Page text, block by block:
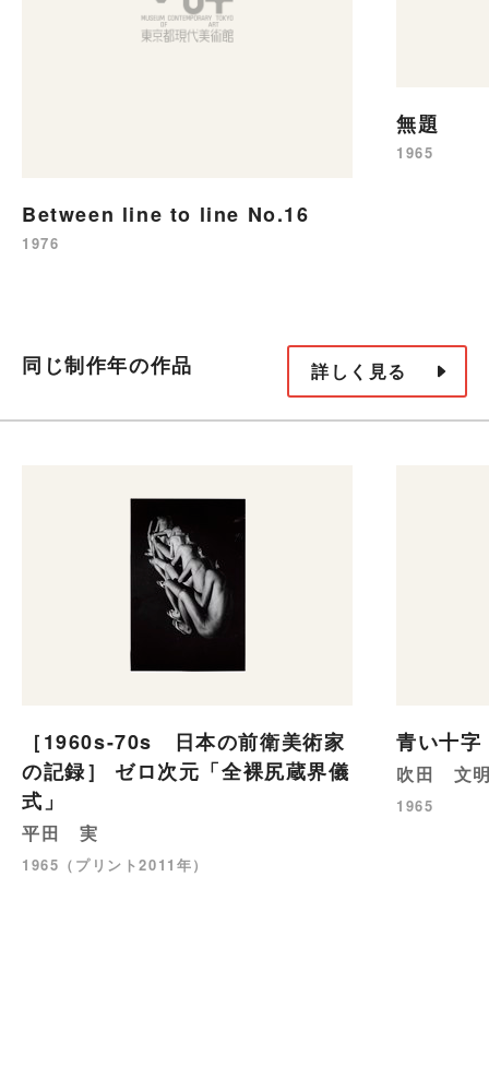
Between line to line No.16
1976
無題
1965
同じ制作年の作品 詳しく見る
［1960s-70s 日本の前衛美術家
の記録］ ゼロ次元「全裸尻蔵界儀
式」
平田 実
1965（プリント2011年）
青い十字
吹田 文
1965